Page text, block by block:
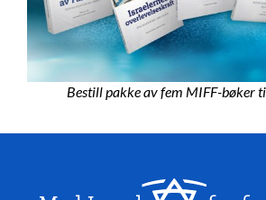
Bestill pakke av fem MIFF-bøker